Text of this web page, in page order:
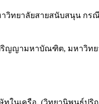
วิทยาลัยสายสนับสนุน กร
ริญญามหาบัณฑิต, มหาวิทย